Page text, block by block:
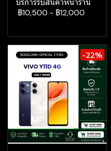
บริการรับสินค้าหน้าร้าน
฿10,500 - ฿12,000
-22%